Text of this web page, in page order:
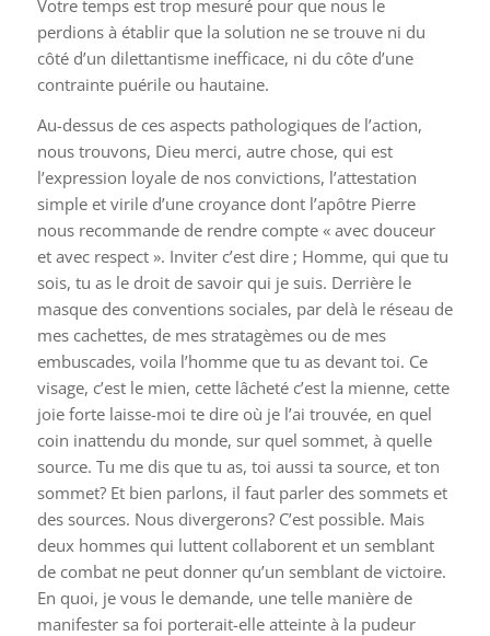
Votre temps est trop mesuré pour que nous le
perdions à établir que la solution ne se trouve ni du
côté d’un dilettantisme inefficace, ni du côte d’une
contrainte puérile ou hautaine.
Au-dessus de ces aspects pathologiques de l’action,
nous trouvons, Dieu merci, autre chose, qui est
l’expression loyale de nos convictions, l’attestation
simple et virile d’une croyance dont l’apôtre Pierre
nous recommande de rendre compte « avec douceur
et avec respect ». Inviter c’est dire ; Homme, qui que tu
sois, tu as le droit de savoir qui je suis. Derrière le
masque des conventions sociales, par delà le réseau de
mes cachettes, de mes stratagèmes ou de mes
embuscades, voila l’homme que tu as devant toi. Ce
visage, c’est le mien, cette lâcheté c’est la mienne, cette
joie forte laisse-moi te dire où je l’ai trouvée, en quel
coin inattendu du monde, sur quel sommet, à quelle
source. Tu me dis que tu as, toi aussi ta source, et ton
sommet? Et bien parlons, il faut parler des sommets et
des sources. Nous divergerons? C’est possible. Mais
deux hommes qui luttent collaborent et un semblant
de combat ne peut donner qu’un semblant de victoire.
En quoi, je vous le demande, une telle manière de
manifester sa foi porterait-elle atteinte à la pudeur